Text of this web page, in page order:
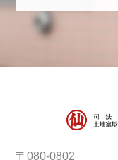
〒080-0802